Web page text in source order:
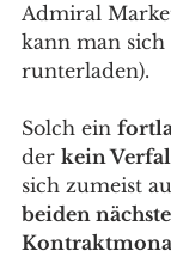
Admiral
kann man sich
runterladen).
Solch ein
der kein
sich zumeist
beiden